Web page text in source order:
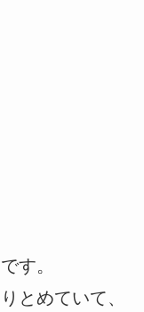
す。
とめていて、